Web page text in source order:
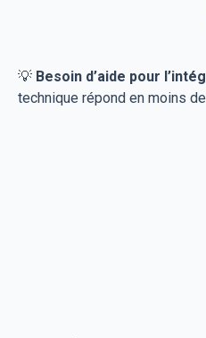
💡 Besoin d’aide pour
technique répond en moins